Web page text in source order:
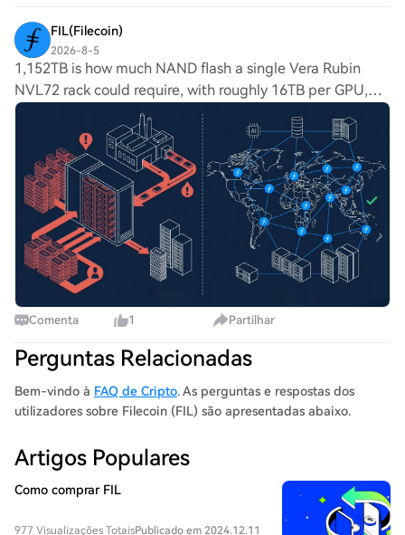
FIL(Filecoin)
2026-8-5
1,152TB is how much NAND flash a single Vera Rubin
NVL72 rack could require, with roughly 16TB per GPU,
according to Citi's own analyst estimate of NVIDIA's next-
generation system. Filecoin bulk stora
Comenta 1 Partilhar
Perguntas Relacionadas
Bem-vindo à FAQ de Cripto. As perguntas e respostas dos
utilizadores sobre Filecoin (FIL) são apresentadas abaixo.
Artigos Populares
Como comprar FIL
977 Visualizações TotaisPublicado em 2024.12.11